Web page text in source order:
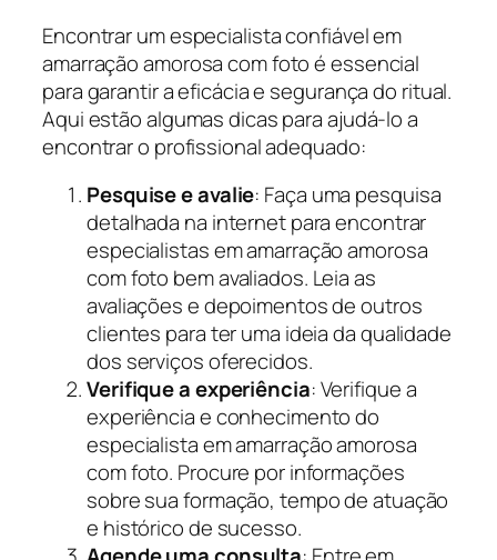
Encontrar um especialista confiável em
amarração amorosa com foto é essencial
para garantir a eficácia e segurança do ritual.
Aqui estão algumas dicas para ajudá-lo a
encontrar o profissional adequado:
Pesquise e avalie: Faça uma pesquisa
detalhada na internet para encontrar
especialistas em amarração amorosa
com foto bem avaliados. Leia as
avaliações e depoimentos de outros
clientes para ter uma ideia da qualidade
dos serviços oferecidos.
Verifique a experiência: Verifique a
experiência e conhecimento do
especialista em amarração amorosa
com foto. Procure por informações
sobre sua formação, tempo de atuação
e histórico de sucesso.